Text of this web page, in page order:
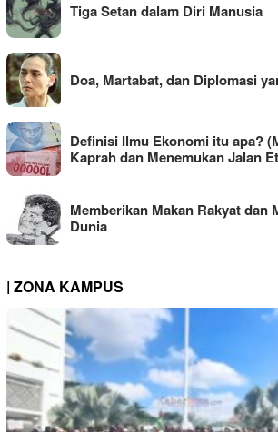
Tiga Setan dalam Diri Manusia
Doa, Martabat, dan Diplomasi
Definisi Ilmu Ekonomi itu apa?
Kaprah dan Menemukan Jalan
Memberikan Makan Rakyat dan
Dunia
| ZONA KAMPUS